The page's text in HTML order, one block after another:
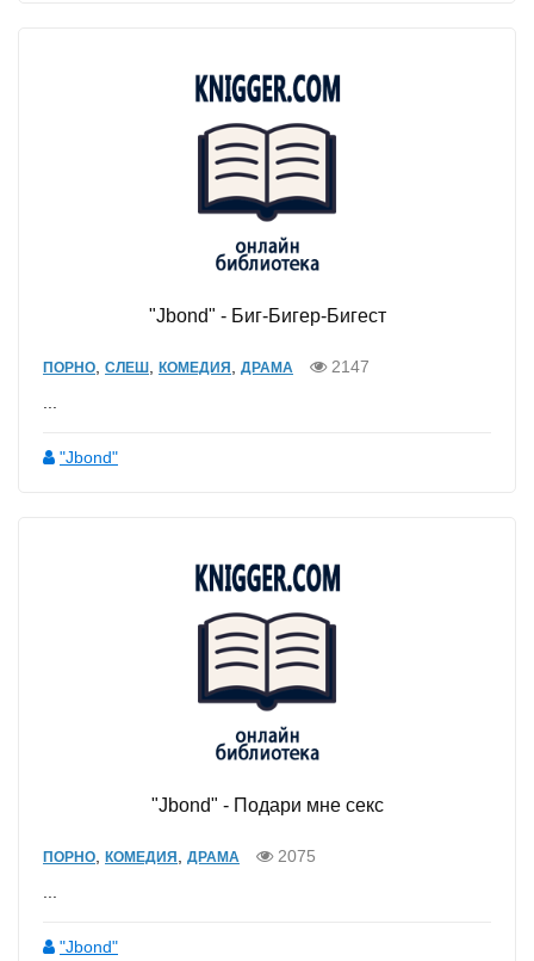
"Jbond" - Биг-Бигер-Бигест
ПОРНО, СЛЕШ , КОМЕДИЯ , ДРАМА
2147
...
"Jbond"
"Jbond" - Подари мне секс
ПОРНО, КОМЕДИЯ , ДРАМА
2075
...
"Jbond"